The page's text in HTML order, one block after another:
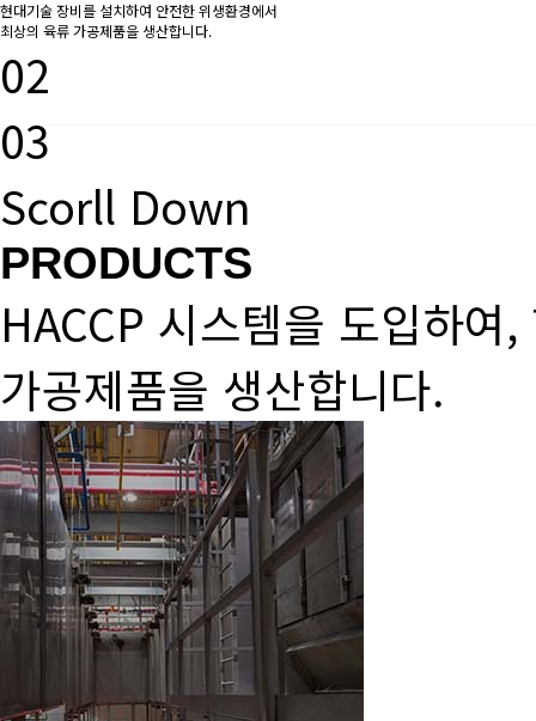
현대기술 장비를 설치하여 안전한 위생환경에서
최상의 육류 가공제품을 생산합니다.
02
03
Scorll Down
PRODUCTS
HACCP 시스템을 도입하
가공제품을 생산합니다.